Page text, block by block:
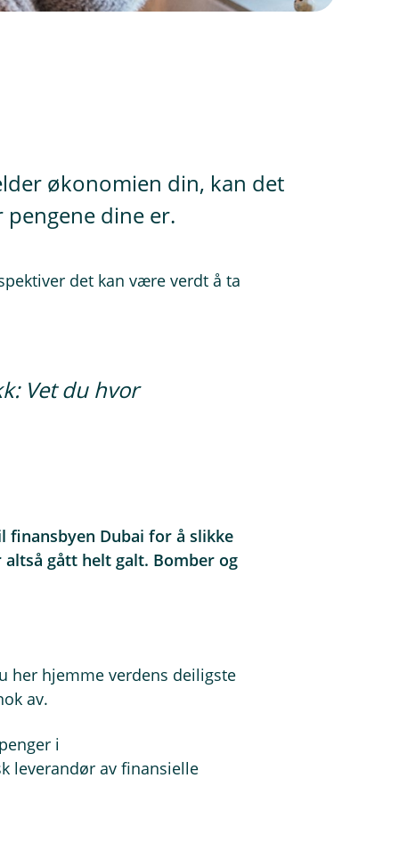
økonomien din, kan det
dine er.
det kan være verdt å ta
Vet du hvor
finansbyen Dubai for å slikke
gått helt galt. Bomber og
her hjemme verdens deiligste
av.
i
leverandør av finansielle